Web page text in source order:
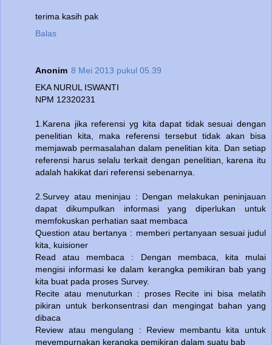
terima kasih pak
Balas
Anonim 8 Mei 2013 pukul 05.39
EKA NURUL ISWANTI
NPM 12320231
1.Karena jika referensi yg kita dapat tidak sesuai dengan
penelitian kita, maka referensi tersebut tidak akan bisa
memjawab permasalahan dalam penelitian kita. Dan setiap
referensi harus selalu terkait dengan penelitian, karena itu
adalah hakikat dari referensi sebenarnya.
2.Survey atau meninjau : Dengan melakukan peninjauan
dapat dikumpulkan informasi yang diperlukan untuk
memfokuskan perhatian saat membaca
Question atau bertanya : memberi pertanyaan sesuai judul
kita, kuisioner
Read atau membaca : Dengan membaca, kita mulai
mengisi informasi ke dalam kerangka pemikiran bab yang
kita buat pada proses Survey.
Recite atau menuturkan : proses Recite ini bisa melatih
pikiran untuk berkonsentrasi dan mengingat bahan yang
dibaca
Review atau mengulang : Review membantu kita untuk
meyempurnakan kerangka pemikiran dalam suatu bab